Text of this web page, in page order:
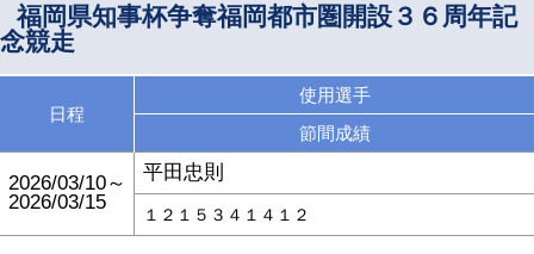
福岡県知事杯争奪福岡都市圏開設３６周年記
念競走
日程
使用選手
節間成績
2026/03/10～
2026/03/15
平田忠則
１２１５３４１４１２